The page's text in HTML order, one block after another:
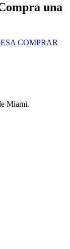
una
COMPRAR
Miami.